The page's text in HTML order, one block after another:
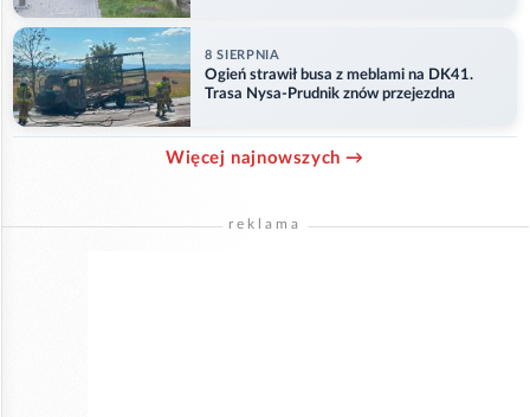
8 SIERPNIA
Ogień strawił busa z meblami na DK41.
Trasa Nysa-Prudnik znów przejezdna
Więcej najnowszych →
reklama